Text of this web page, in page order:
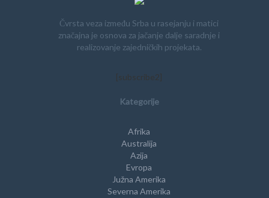
Čvrsta veza između Srba u rasejanju i matici
značajna je osnova za jačanje dalje saradnje i
realizovanje zajedničkih projekata.
[subscribe2]
Kategorije
Afrika
Australija
Azija
Evropa
Južna Amerika
Severna Amerika